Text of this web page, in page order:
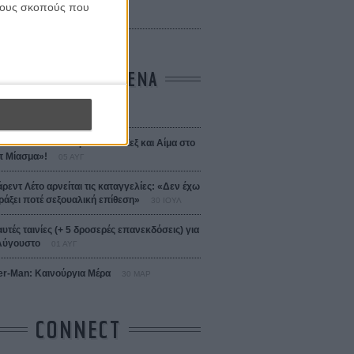
σκοπούς που
(The Moneymaker)
ΠΙΟ ΔΙΑΒΑΣΜΕΝΑ
Date! Δείτε πρώτοι το «Σεξ και Αίμα στο
Μίασμα»!
Λέτο αρνείται τις καταγγελίες: «Δεν έχω
ποτέ σεξουαλική επίθεση»
ταινίες (+ 5 δροσερές επανεκδόσεις) για
Man: Καινούργια Μέρα 30 ΜΑΡ
CONNECT